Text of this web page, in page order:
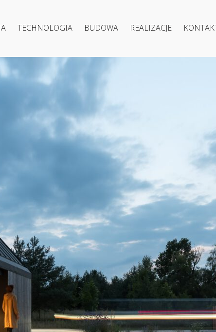
TECHNOLOGIA BUDOWA REALIZACJE